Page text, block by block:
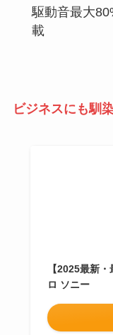
駆動音最大
載
ビジネスにも馴
【2025最新
ロ ソニー